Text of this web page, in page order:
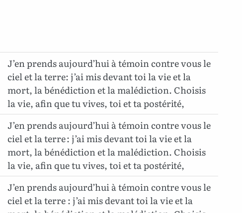
J’en prends aujourd’hui à témoin contre vous le
ciel et la terre: j’ai mis devant toi la vie et la
mort, la bénédiction et la malédiction. Choisis
la vie, afin que tu vives, toi et ta postérité,
J’en prends aujourd’hui à témoin contre vous le
ciel et la terre : j’ai mis devant toi la vie et la
mort, la bénédiction et la malédiction. Choisis
la vie, afin que tu vives, toi et ta postérité,
J’en prends aujourd’hui à témoin contre vous le
ciel et la terre : j’ai mis devant toi la vie et la